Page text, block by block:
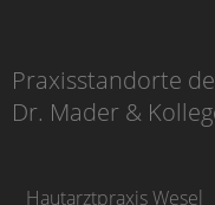
Praxisstandorte
Dr. Mader &
Hautarztpraxis Wesel